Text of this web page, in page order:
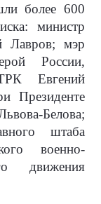
более 600
министр
Лавров; мэр
России,
Евгений
Президенте
Белова;
штаба
военно-
движения